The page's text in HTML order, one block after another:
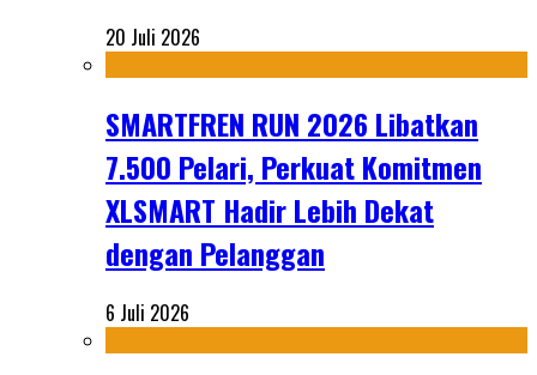
20 Juli 2026
SMARTFREN RUN 2026 Libatkan
7.500 Pelari, Perkuat Komitmen
XLSMART Hadir Lebih Dekat
dengan Pelanggan
6 Juli 2026